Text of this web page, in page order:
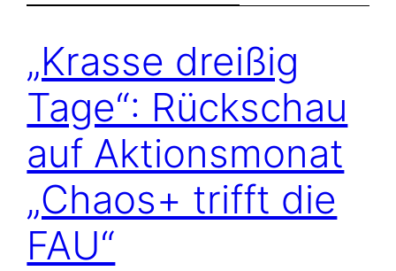
„Krasse dreißig
Tage“: Rückschau
auf Aktionsmonat
„Chaos+ trifft die
FAU“